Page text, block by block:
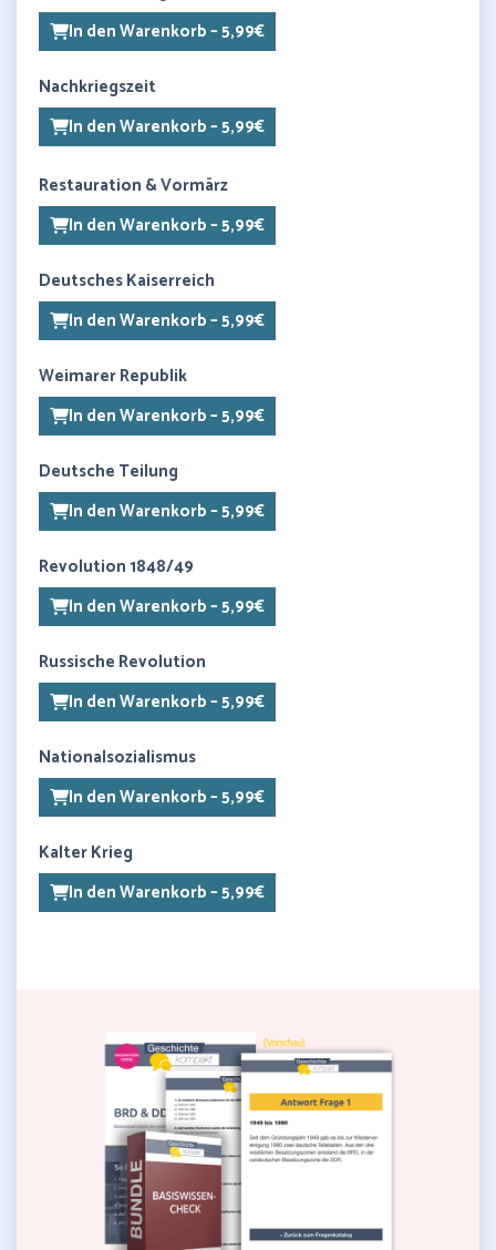
In den Warenkorb – 5,99€
Nachkriegszeit
In den Warenkorb – 5,99€
Restauration & Vormärz
In den Warenkorb – 5,99€
Deutsches Kaiserreich
In den Warenkorb – 5,99€
Weimarer Republik
In den Warenkorb – 5,99€
Deutsche Teilung
In den Warenkorb – 5,99€
Revolution 1848/49
In den Warenkorb – 5,99€
Russische Revolution
In den Warenkorb – 5,99€
Nationalsozialismus
In den Warenkorb – 5,99€
Kalter Krieg
In den Warenkorb – 5,99€